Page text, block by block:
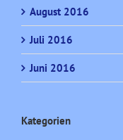
August 2016
Juli 2016
Juni 2016
Kategorien